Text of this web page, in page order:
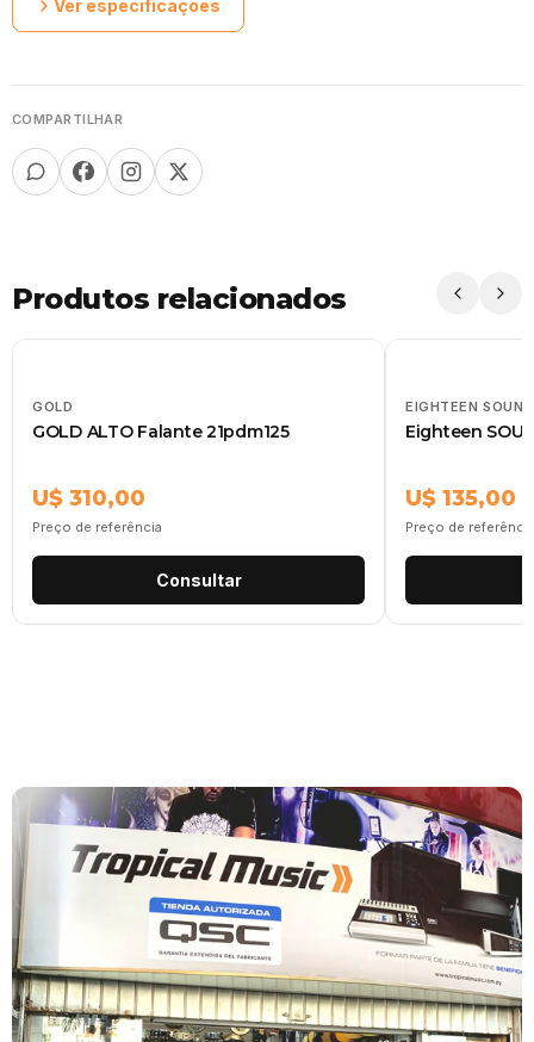
Ver especificações
COMPARTILHAR
Produtos relacionados
GOLD
GOLD ALTO Falante 21pdm125
U$ 310,00
Preço de referência
Consultar
EIGHTEEN SOUND
Eighteen
U$ 135,00
Preço de referência